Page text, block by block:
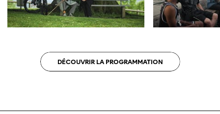
DÉCOUVRIR LA PROGRAMMATION